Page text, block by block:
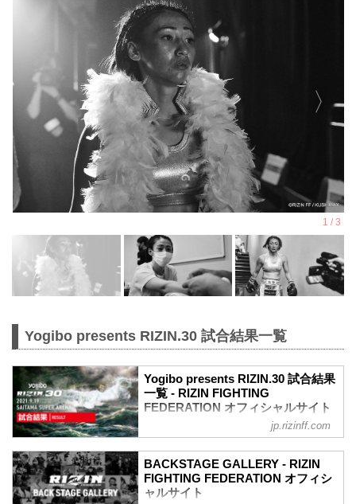
Yogibo presents RIZIN.30 試合結果一覧
Yogibo presents RIZIN.30 試合結果
一覧 - RIZIN FIGHTING
FEDERATION オフィシャルサイト
第10試合／バンタム級トーナメント 2回
RIZIN MMAトーナメントルール：5分
3R（61.0kg）
（WIN）朝倉海 vs. アラン“ヒロ”ヤマニハ
jp.rizinff.com
BACKSTAGE GALLERY - RIZIN
FIGHTING FEDERATION オフィシ
ャルサイト